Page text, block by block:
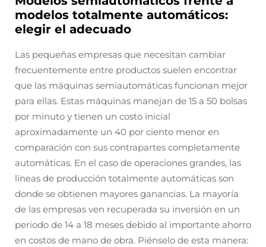
modelos totalmente automáticos:
elegir el adecuado
Las pequeñas empresas que necesitan cambiar
frecuentemente entre productos suelen encontrar
que las máquinas semiautomáticas funcionan mejor
para ellas. Estas máquinas manejan de 15 a 50 bolsas
por minuto y tienen un costo inicial
aproximadamente un 40 por ciento menor en
comparación con sus contrapartes completamente
automáticas. En el caso de operaciones grandes, las
líneas de producción totalmente automáticas son
donde se obtienen mayores ganancias. La mayoría
de las empresas ven recuperada su inversión en un
periodo de 14 a 18 meses debido al importante ahorro
en costos de mano de obra. Piénselo de esta manera: